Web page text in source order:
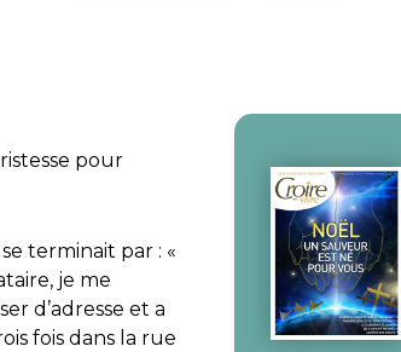
pour
terminait par : «
je me
d’adresse et a
fois dans la rue